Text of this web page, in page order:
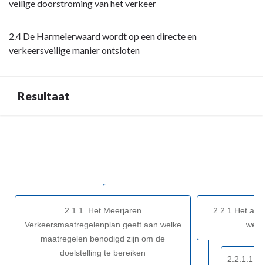
leefbaar
bereikbaar
veilige doorstroming van het verkeer
2.4 De Harmelerwaard wordt op een directe en
verkeersveilige manier ontsloten
Resultaat
leefbaar
2.1.1. Het Meerjaren
Verkeersmaatregelenplan geeft aan welke
maatregelen benodigd zijn om de
doelstelling te bereiken
2.2.1 Het
2.2.1.1.